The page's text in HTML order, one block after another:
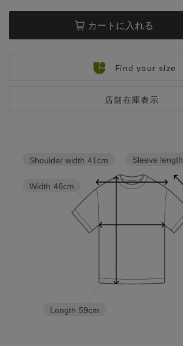
カートに入れる
店舗在庫表示
Find your size
Sleeve length
Length 59cm
Width 46cm
Shoulder width 41cm